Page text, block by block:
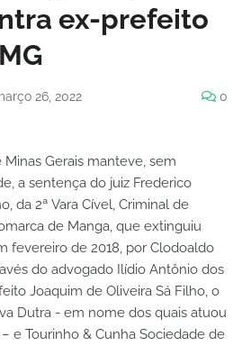
ex-prefeito
26, 2022 0
Gerais manteve, sem
a sentença do juiz Frederico
da 2ª Vara Cível, Criminal de
de Manga, que extinguiu
fevereiro de 2018, por Clodoaldo
do advogado Ilídio Antônio dos
Joaquim de Oliveira Sá Filho, o
Dutra - em nome dos quais atuou
e Tourinho & Cunha Sociedade de